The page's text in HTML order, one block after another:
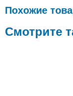
Похожие
Смотрите